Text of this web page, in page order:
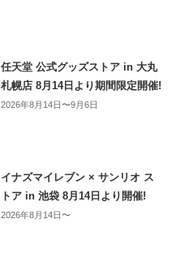
任天堂 公式グッズストア in 大丸
札幌店 8月14日より期間限定開催!
2026年8月14日〜9月6日
イナズマイレブン × サンリオ ス
トア in 池袋 8月14日より開催!
2026年8月14日〜